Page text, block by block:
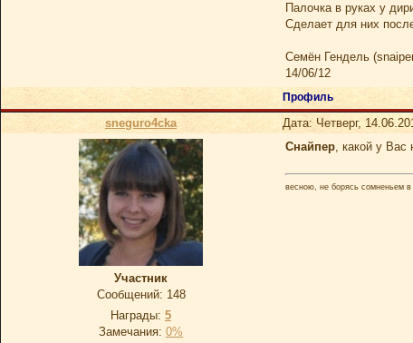
Палочка в руках у
Сделает для них
Семён Гендель
14/06/12
Профиль
sneguro4cka Дата: Четверг,
Участник
Сообщений: 148
Награды: 5
Замечания: 0%
Снайпер, какой у Вас
весною, не борясь сомненьем